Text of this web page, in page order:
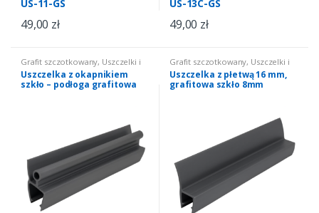
US-11-GS
49,00 zł
US-13C-GS
49,00 zł
Grafit szczotkowany, Uszczelki i
progi Uszczelki do kabin
prysznicowych,uszczelki do
kabin szkło 8 mm grafitowe
Uszczelka z okapnikiem
szkło – podłoga grafitowa
Grafit szczotkowany, Uszczelki i
progi Uszczelki do kabin
prysznicowych,uszczelki do
kabin szkło 8 mm grafitowe
Uszczelka z płetwą 16 mm,
grafitowa szkło 8mm